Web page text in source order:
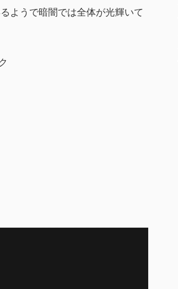
ようで暗闇では全体が光輝いて